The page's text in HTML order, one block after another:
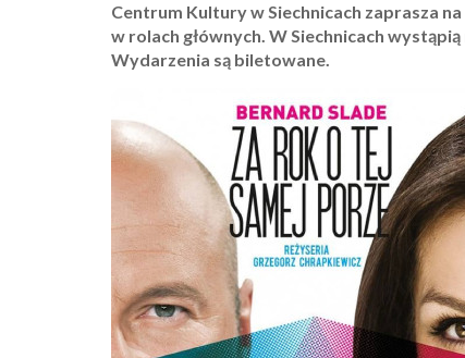
Centrum Kultury w Siechnicach zaprasza
w rolach głównych. W Siechnicach
Wydarzenia są biletowane.